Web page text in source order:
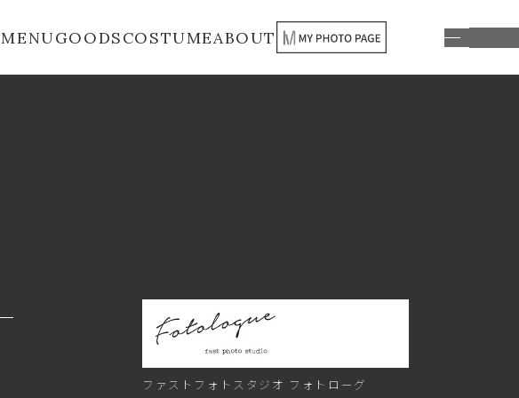
MENUGOODSCOSTUMEABOUT
ファストフォトスタジオ フォトローグ